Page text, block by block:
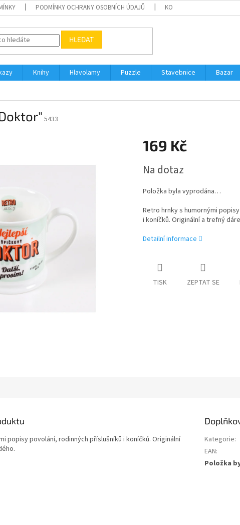
PODMÍNKY OCHRANY OSOBNÍCH ÚDAJŮ KONTAKTY
HLEDAT
Knihy Hlavolamy Puzzle Stavebnice Bazar
5433
169 Kč
cena:
Na dotaz
Položka byla vyprodána…
Retro hrnky s humornými
i koníčků. Originální a trefný
Detailní informace
TISK ZEPTAT SE
popisy povolání, rodinných příslušníků i koníčků. Originální
Kategorie:
EAN:
Položka